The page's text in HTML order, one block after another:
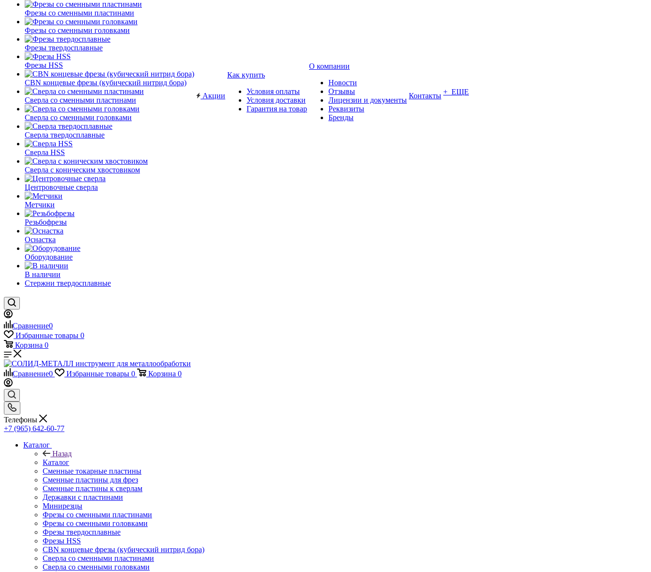
Фрезы со сменными пластинами
Фрезы со сменными головками
Фрезы твердосплавные
Фрезы HSS
CBN концевые фрезы (кубический нитрид бора)
Сверла со сменными пластинами
Сверла со сменными головками
Сверла твердосплавные
Сверла HSS
Сверла с коническим хвостовиком
Центровочные сверла
Метчики
Резьбофрезы
Оснастка
Оборудование
В наличии
Стержни твердосплавные
Акции
Как купить
Условия оплаты
Условия доставки
Гарантия на товар
О компании
Новости
Отзывы
Лицензии и документы
Реквизиты
Бренды
Контакты + ЕЩЕ
Сравнение0
Избранные товары 0
Корзина 0
Сравнение0 Избранные товары 0 Корзина 0
Телефоны
+7 (965) 642-60-77
Каталог
Назад
Каталог
Сменные токарные пластины
Сменные пластины для фрез
Сменные пластины к сверлам
Державки с пластинами
Минирезцы
Фрезы со сменными пластинами
Фрезы со сменными головками
Фрезы твердосплавные
Фрезы HSS
CBN концевые фрезы (кубический нитрид бора)
Сверла со сменными пластинами
Сверла со сменными головками